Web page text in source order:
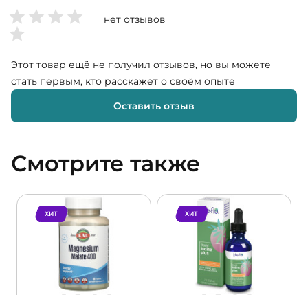
нет отзывов
Этот товар ещё не получил отзывов, но вы можете
стать первым, кто расскажет о своём опыте
Оставить отзыв
Смотрите также
ХИТ ХИТ